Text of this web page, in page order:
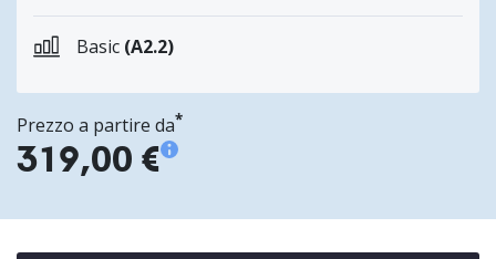
Basic (A2.2)
Prezzo a partire da*
319,00 €